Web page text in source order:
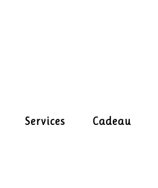
Services Cadeau